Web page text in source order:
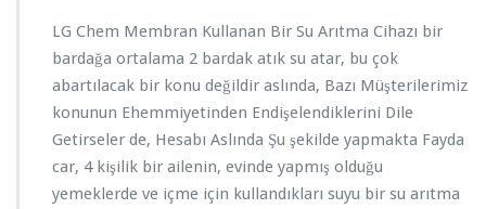
LG Chem Membran Kullanan Bir Su Arıtma Cihazı bir
bardağa ortalama 2 bardak atık su atar, bu çok
abartılacak bir konu değildir aslında, Bazı Müşterilerimiz
konunun Ehemmiyetinden Endişelendiklerini Dile
Getirseler de, Hesabı Aslında Şu şekilde yapmakta Fayda
car, 4 kişilik bir ailenin, evinde yapmış olduğu
yemeklerde ve içme için kullandıkları suyu bir su arıtma